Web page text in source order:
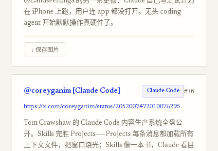
在 iPhone 上跑，用户连 app 都没打开。无头 coding
agent 开始默默操作真硬件了。
↓ 保存图片
@coreyganim [Claude Code] Claude Code #16
https://x.com/coreyganim/status/2052007472010076295
Tom Crawshaw 的 Claude Code 内容生产系统全盘公
开。Skills 完胜 Projects——Projects 每条消息都加载所有
上下文文件，把窗口烧光；Skills 像一本书，Claude 看目